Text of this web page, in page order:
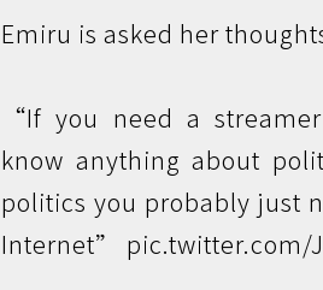
Emiru is asked her
“If you need a
know anything about
politics you probably just
Internet” pic.twitter.com/